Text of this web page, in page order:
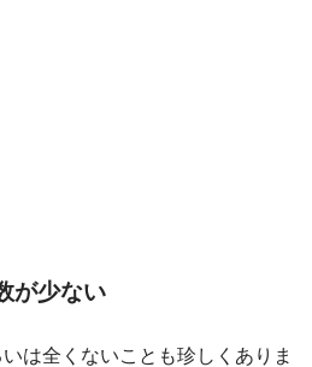
が少ない
は全くないことも珍しくありま